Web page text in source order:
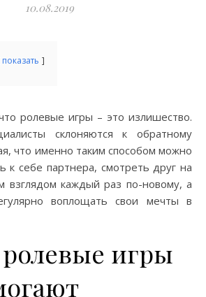
10.08.2019
показать
склоняются к обратному
что именно таким способом можно
к себе партнера, смотреть друг на
взглядом каждый раз по-новому, а
воплощать свои мечты в
игры